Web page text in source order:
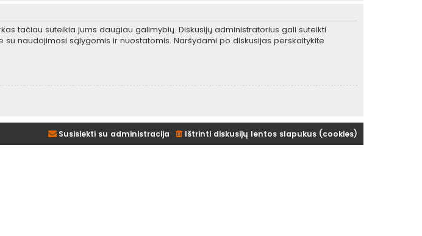
tačiau suteikia jums daugiau galimybių. Diskusijų administratorius gali suteikti
naudojimosi sąlygomis ir nuostatomis. Naršydami po diskusijas perskaitykite
Ištrinti diskusijų lentos slapukus (cookies)
Susisiekti su administracija